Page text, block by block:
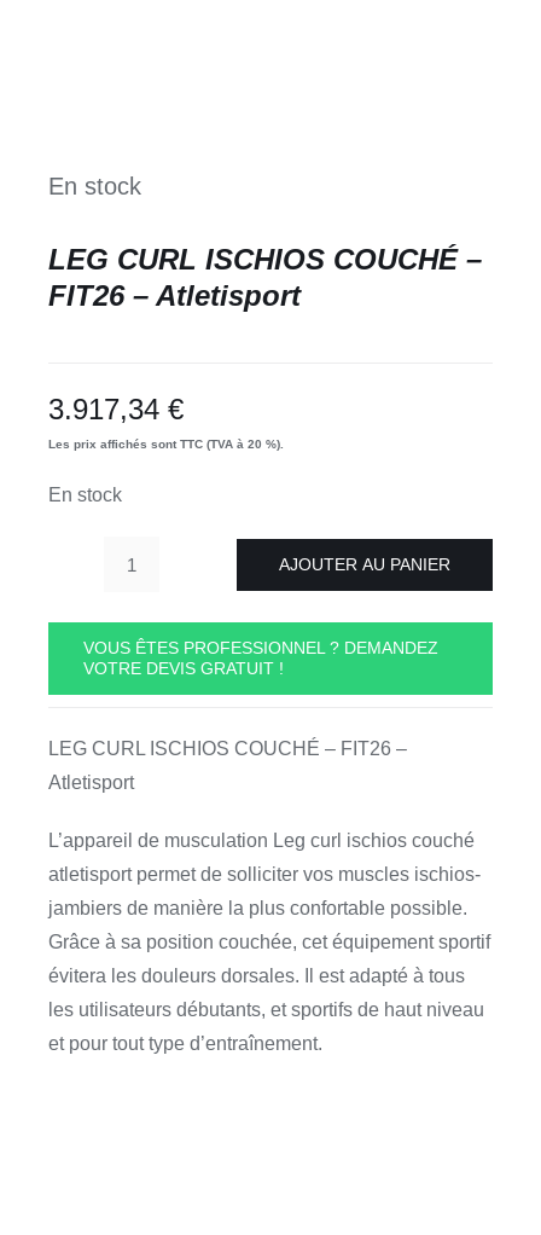
En stock
LEG CURL ISCHIOS COUCHÉ –
FIT26 – Atletisport
3.917,34 €
Les prix affichés sont TTC (TVA à 20 %).
En stock
quantité
LEG
CURL
-
AJOUTER AU PANIER
VOUS ÊTES PROFESSIONNEL ? DEMANDEZ
VOTRE DEVIS GRATUIT !
LEG CURL ISCHIOS COUCHÉ – FIT26 –
Atletisport
L’appareil de musculation Leg curl ischios couché
atletisport permet de solliciter vos muscles ischios-
jambiers de manière la plus confortable possible.
Grâce à sa position couchée, cet équipement sportif
évitera les douleurs dorsales. Il est adapté à tous
les utilisateurs débutants, et sportifs de haut niveau
et pour tout type d’entraînement.